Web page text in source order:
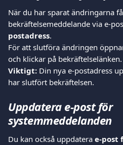
När du har sparat ändringarna
bekräftelsemeddelande via e-
postadress.
För att slutföra ändringen
och klickar på bekräftelselänken.
Viktigt: Din nya e-postadress
har slutfört bekräftelsen.
Uppdatera e-post för
systemmeddelanden
Du kan också uppdatera e-post